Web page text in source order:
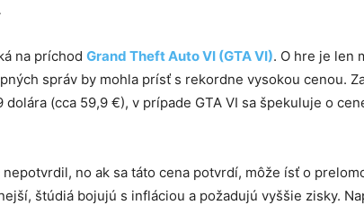
na príchod Grand Theft Auto VI (GTA VI). O hre je len
správ by mohla prísť s rekordne vysokou cenou.
(cca 59,9 €), v prípade GTA VI sa špekuluje o
no ak sa táto cena potvrdí, môže ísť o
štúdiá bojujú s infláciou a požadujú vyššie zisky.